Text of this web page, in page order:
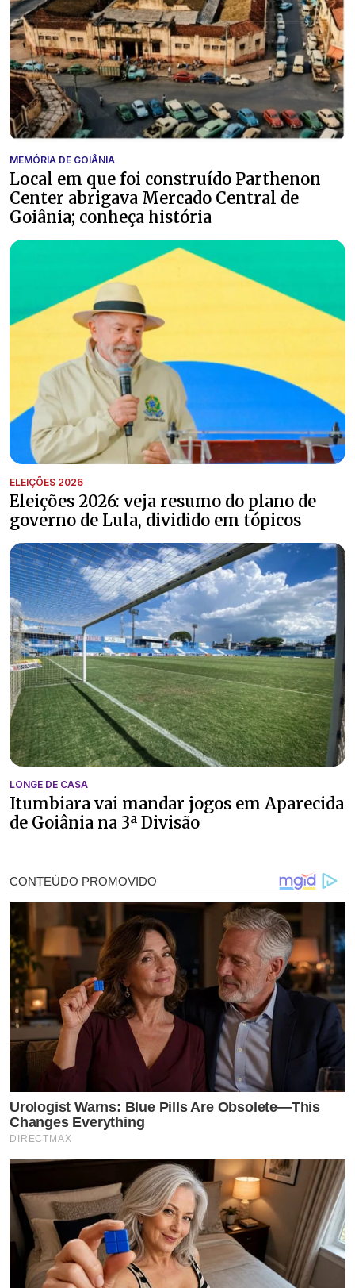
MEMÓRIA DE GOIÂNIA
Local em que foi construído Parthenon
Center abrigava Mercado Central de
Goiânia; conheça história
ELEIÇÕES 2026
Eleições 2026: veja resumo do plano de
governo de Lula, dividido em tópicos
LONGE DE CASA
Itumbiara vai mandar jogos em Aparecida
de Goiânia na 3ª Divisão